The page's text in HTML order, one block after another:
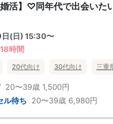
婚活】♡同年代で出会い
(日) 15:30〜
時間
20代向け 30代向け 三重
20〜39歳 1,500円
ル待ち 20〜39歳 6,980円